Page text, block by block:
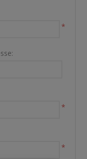
*
*
*